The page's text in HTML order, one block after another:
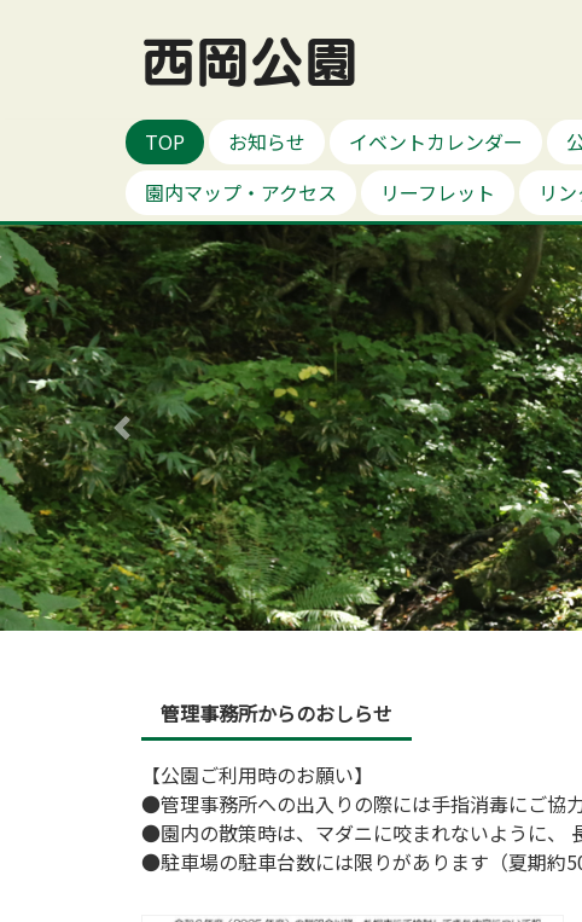
西岡公園
TOP お知らせ イベントカレンダー
園内マップ・アクセス
リーフレット リン
Previous
管理事務所からのおしらせ
【公園ご利用時のお願い】
●管理事務所への出入りの際には手指消毒にご協力
●園内の散策時は、マダニに咬まれないように、
●駐車場の駐車台数には限りがあります（夏期約